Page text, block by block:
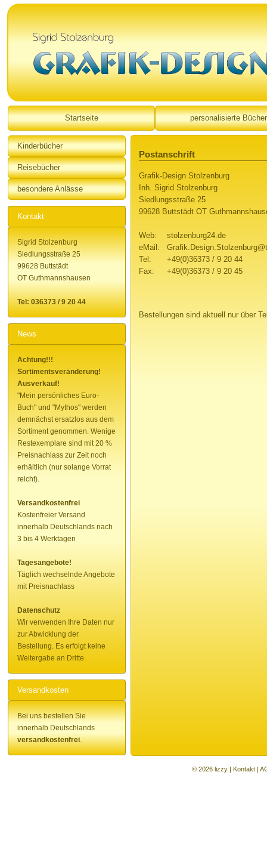
Startseite personalisierte Bücher
Kinderbücher
Reisebücher
besondere Anlässe
Kontakt
Sigrid Stolzenburg
Siedlungsstraße 25
99628 Buttstädt
OT Guthmannshausen
Tel: 036373 / 9 20 44
News
Achtung!!!
Sortimentsveränderung!
Ausverkauf!
"Mein persönliches Euro-
Buch" und "Mythos" werden
demnächst ersatzlos aus dem
Sortiment genommen. Wenige
Restexemplare sind mit 20 %
Preisnachlass zur Zeit noch
erhältlich (nur solange Vorrat
reicht).
Versandkostenfrei
Kostenfreier Versand
innerhalb Deutschlands nach
3 bis 4 Werktagen
Tagesangebote!
Täglich wechselnde Angebote
mit Preisnachlass
Datenschutz
Wir verwenden Ihre Daten nur
zur Abwicklung der
Bestellung. Es erfolgt keine
Weitergabe an Dritte.
Versandkosten
Bei uns bestellen Sie
innerhalb Deutschlands
versandkostenfrei.
Postanschrift
Grafik-Design Stolzenburg
Inh. Sigrid Stolzenburg
Siedlungsstraße 25
99628 Buttstädt OT
Web:
stolzenburg24.de
eMail:
Tel:
+49(0)36373 / 9 20 44
Fax:
+49(0)36373 / 9 20 45
Bestellungen sind aktuell nur über
© 2026 lizzy | Kontakt|